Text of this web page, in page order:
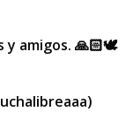
y amigos. 🙏🏻🕊